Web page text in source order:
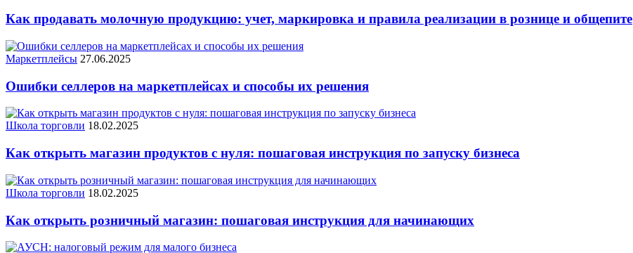
Как продавать молочную продукцию: учет, маркировка и правила реализации в рознице и общепите
Маркетплейсы 27.06.2025
Ошибки селлеров на маркетплейсах и способы их решения
Школа торговли 18.02.2025
Как открыть магазин продуктов с нуля: пошаговая инструкция по запуску бизнеса
Школа торговли 18.02.2025
Как открыть розничный магазин: пошаговая инструкция для начинающих